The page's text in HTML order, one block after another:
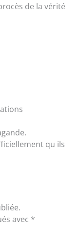
de la vérité
qu ils
avec *